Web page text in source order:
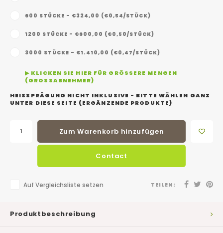
600 STÜCKE - €324,00 (€0,54/STÜCK)
1200 STÜCKE - €600,00 (€0,50/STÜCK)
3000 STÜCKE - €1.410,00 (€0,47/STÜCK)
▶ KLICKEN SIE HIER FÜR GRÖSSERE MENGEN (
GROSSABNEHMER)
HEISSPRÄGUNG NICHT INKLUSIVE - BITTE WÄHLEN GANZ
UNTER DIESE SEITE (ERGÄNZENDE PRODUKTE)
Zum Warenkorb hinzufügen
Contact
Auf Vergleichsliste setzen TEILEN:
Produktbeschreibung